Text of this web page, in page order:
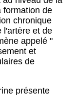
formation de
chronique
l'artère et de
appelé "
et
de
présente